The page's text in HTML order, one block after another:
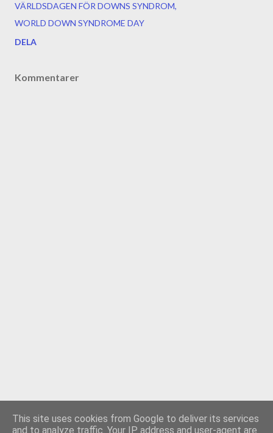
VÄRLDSDAGEN FÖR DOWNS SYNDROM
WORLD DOWN SYNDROME DAY
DELA
Kommentarer
This site uses cookies from Google to deliver its services
and to analyze traffic. Your IP address and user-agent are